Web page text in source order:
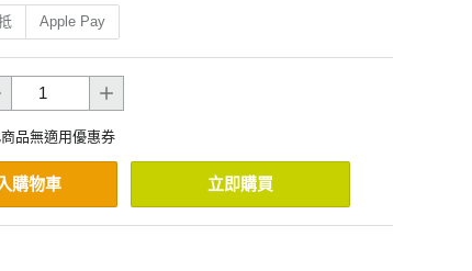
Apple Pay
品無適用優惠券
購物車 立即購買